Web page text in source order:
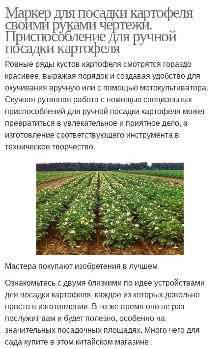
Маркер для посадки картофеля
своими руками чертежи.
Приспособление для ручной
посадки картофеля
Ровные ряды кустов картофеля смотрятся гораздо
красивее, выражая порядок и создавая удобство для
окучивания вручную или с помощью мотокультиватора.
Скучная рутинная работа с помощью специальных
приспособлений для ручной посадки картофеля может
превратиться в увлекательное и приятное дело, а
изготовление соответствующего инструмента в
техническое творчество.
Мастера покупают изобретения в лучшем
Ознакомьтесь с двумя близкими по идее устройствами
для посадки картофеля, каждое из которых довольно
просто в изготовлении. В то же время оно не раз
послужит вам и будет полезно, особенно на
значительных посадочных площадях. Много чего для
сада купите в этом китайском магазине .